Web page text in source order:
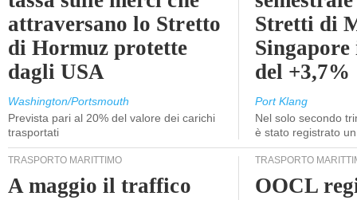
attraversano lo Stretto
di Hormuz protette
dagli USA
Washington/Portsmouth
Prevista pari al 20% del valore dei carichi
trasportati
Stretti di
del +3,7%
Port Klang
Nel solo secondo
è stato registrato
TRASPORTO MARITTIMO
A maggio il traffico
TRASPORTO
OOCL